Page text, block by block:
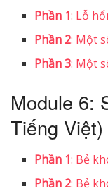
Phần 1: Lỗ
Phần 2: Một
Phần 3: Một
Module 6:
Tiếng Việt)
Phần 1: Bẻ
Phần 2: Bẻ